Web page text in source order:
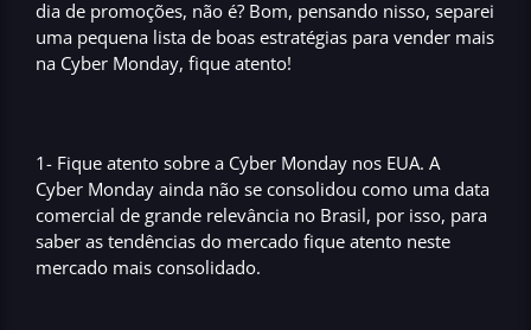
dia de promoções, não é? Bom, pensando nisso, separei
uma pequena lista de boas estratégias para vender mais
na Cyber Monday, fique atento!
1- Fique atento sobre a Cyber Monday nos EUA. A
Cyber Monday ainda não se consolidou como uma data
comercial de grande relevância no Brasil, por isso, para
saber as tendências do mercado fique atento neste
mercado mais consolidado.